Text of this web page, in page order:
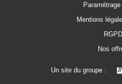
Mentions
RGPD
Nos
Un site du groupe :